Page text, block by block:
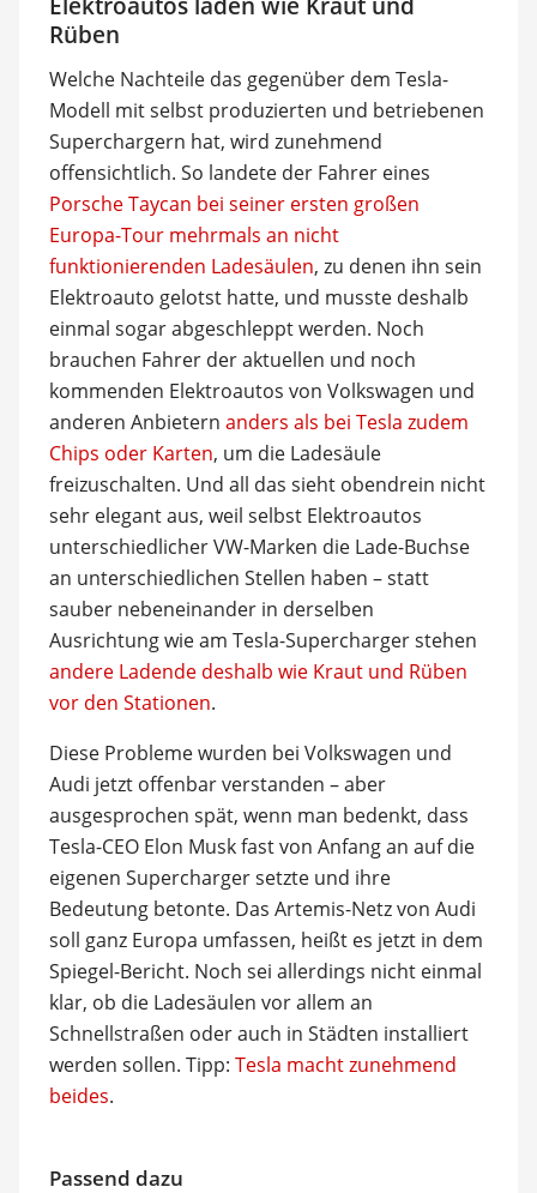
Rüben
Welche Nachteile das gegenüber dem Tesla-
Modell mit selbst produzierten und betriebenen
Superchargern hat, wird zunehmend
offensichtlich. So landete der Fahrer eines
Porsche Taycan bei seiner ersten großen
Europa-Tour mehrmals an nicht
funktionierenden Ladesäulen, zu denen ihn sein
Elektroauto gelotst hatte, und musste deshalb
einmal sogar abgeschleppt werden. Noch
brauchen Fahrer der aktuellen und noch
kommenden Elektroautos von Volkswagen und
anderen Anbietern anders als bei Tesla zudem
Chips oder Karten, um die Ladesäule
freizuschalten. Und all das sieht obendrein nicht
sehr elegant aus, weil selbst Elektroautos
unterschiedlicher VW-Marken die Lade-Buchse
an unterschiedlichen Stellen haben – statt
sauber nebeneinander in derselben
Ausrichtung wie am Tesla-Supercharger stehen
andere Ladende deshalb wie Kraut und Rüben
vor den Stationen.
Diese Probleme wurden bei Volkswagen und
Audi jetzt offenbar verstanden – aber
ausgesprochen spät, wenn man bedenkt, dass
Tesla-CEO Elon Musk fast von Anfang an auf die
eigenen Supercharger setzte und ihre
Bedeutung betonte. Das Artemis-Netz von Audi
soll ganz Europa umfassen, heißt es jetzt in dem
Spiegel-Bericht. Noch sei allerdings nicht einmal
klar, ob die Ladesäulen vor allem an
Schnellstraßen oder auch in Städten installiert
werden sollen. Tipp: Tesla macht zunehmend
beides.
Passend dazu